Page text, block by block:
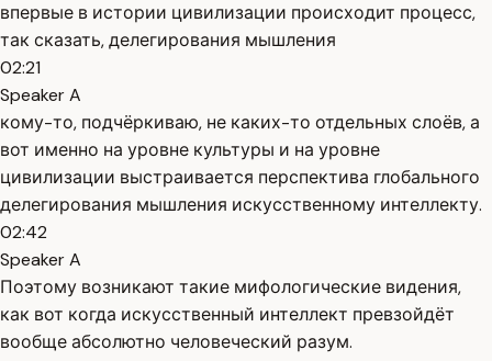
впервые в истории цивилизации происходит процесс,
так сказать, делегирования мышления
02:21
Speaker A
кому-то, подчёркиваю, не каких-то отдельных слоёв, а
вот именно на уровне культуры и на уровне
цивилизации выстраивается перспектива глобального
делегирования мышления искусственному интеллекту.
02:42
Speaker A
Поэтому возникают такие мифологические видения,
как вот когда искусственный интеллект превзойдёт
вообще абсолютно человеческий разум.